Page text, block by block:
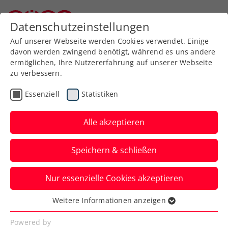
Zurück zur Newsübersicht
WTA
Upper Austria Ladies Linz
„ein Juwel mit sehr vielen
Facetten“
Turnierdirektorin Sandra Reichel zieht
Bilanz über die zweite Ausgabe des
Events als WTA-500-Turnier.
Verfasst von: Presseaussendung / Redaktion, 02.02.2025
Datenschutzeinstellungen
Auf unserer Webseite werden Cookies verwendet. Einige
davon werden zwingend benötigt, während es uns andere
ermöglichen, Ihre Nutzererfahrung auf unserer Webseite
zu verbessern.
Essenziell Statistiken
Alle akzeptieren
Speichern & schließen
Nur essenzielle Cookies akzeptieren
Essenziell
Essenzielle Cookies werden für grundlegende
Weitere Informationen anzeigen
Powered by